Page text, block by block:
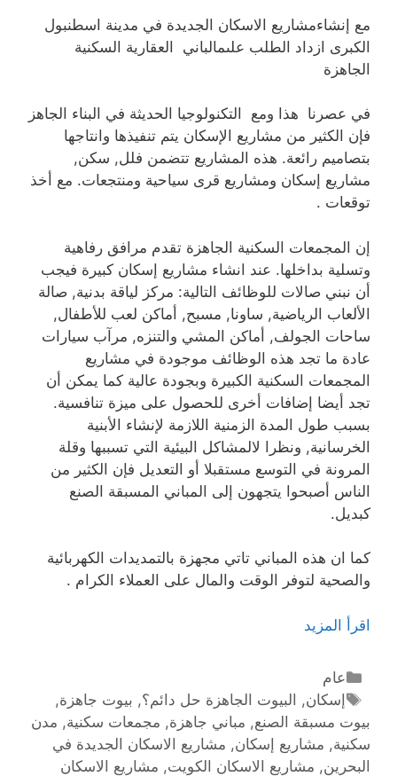
مع إنشاءمشاريع الاسكان الجديدة في مدينة اسطنبول
الكبرى ازداد الطلب علىمالباني العقارية السكنية
الجاهزة
في عصرنا هذا ومع التكنولوجيا الحديثة في البناء الجاهز
فإن الكثير من مشاريع الإسكان يتم تنفيذها وانتاجها
بتصاميم رائعة. هذه المشاريع تتضمن فلل, سكن,
مشاريع إسكان ومشاريع قرى سياحية ومنتجعات. مع أخذ
توقعات .
إن المجمعات السكنية الجاهزة تقدم مرافق رفاهية
وتسلية بداخلها. عند انشاء مشاريع إسكان كبيرة فيجب
أن نبني صالات للوظائف التالية: مركز لياقة بدنية, صالة
الألعاب الرياضية, ساونا, مسبح, أماكن لعب للأطفال,
ساحات الجولف, أماكن المشي والتنزه, مرآب سيارات
عادة ما تجد هذه الوظائف موجودة في مشاريع
المجمعات السكنية الكبيرة وبجودة عالية كما يمكن أن
تجد أيضا إضافات أخرى للحصول على ميزة تنافسية.
بسبب طول المدة الزمنية اللازمة لإنشاء الأبنية
الخرسانية, ونظرا لالمشاكل البيئية التي تسببها وقلة
المرونة في التوسع مستقبلا أو التعديل فإن الكثير من
الناس أصبحوا يتجهون إلى المباني المسبقة الصنع
كبديل.
كما ان هذه المباني تاتي مجهزة بالتمديدات الكهربائية
والصحية لتوفر الوقت والمال على العملاء الكرام .
اقرأ المزيد
عام
إسكان, البيوت الجاهزة حل دائم؟, بيوت جاهزة,
بيوت مسبقة الصنع, مباني جاهزة, مجمعات سكنية, مدن
سكنية, مشاريع إسكان, مشاريع الاسكان الجديدة في
البحرين, مشاريع الاسكان الكويت, مشاريع الاسكان